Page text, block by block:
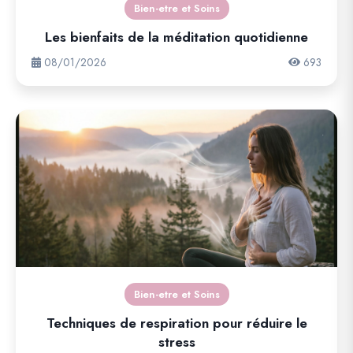
Bien-etre et Soins
Les bienfaits de la méditation quotidienne
08/01/2026 693
Bien-etre et Soins
Techniques de respiration pour réduire le
stress